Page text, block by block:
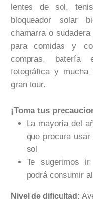
lentes de sol,
bloqueador solar
chamarra o
para comidas y
compras, batería
fotográfica y mucha
gran tour.
¡Toma tus
La mayoría del
que procura usar
sol
Te sugerimos
podrá consumir
Nivel de dificultad: